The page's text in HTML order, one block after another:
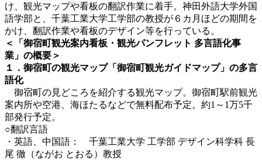
け、観光マップや看板の翻訳作業に着手。神田外語大学外国
語学部と、千葉工業大学工学部の教授が６カ月ほどの期間を
かけ、翻訳作業や看板のデザイン等を行っている。
＜「御宿町観光案内看板・観光パンフレット 多言語化事
業」の概要＞
１．御宿町の観光マップ「御宿町観光ガイドマップ」の多言
語化
御宿町の見どころを紹介する観光マップ。御宿町駅前観光
案内所や空港、海ほたるなどで無料配布予定。約1～1万5千
部発行予定。
○翻訳言語
・英語、中国語： 千葉工業大学 工学部 デザイン科学科 長
尾 徹（ながお とおる）教授